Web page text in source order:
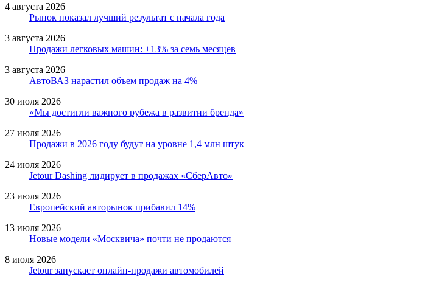
4 августа 2026
Рынок показал лучший результат с начала года
3 августа 2026
Продажи легковых машин: +13% за семь месяцев
3 августа 2026
АвтоВАЗ нарастил объем продаж на 4%
30 июля 2026
«Мы достигли важного рубежа в развитии бренда»
27 июля 2026
Продажи в 2026 году будут на уровне 1,4 млн штук
24 июля 2026
Jetour Dashing лидирует в продажах «СберАвто»
23 июля 2026
Европейский авторынок прибавил 14%
13 июля 2026
Новые модели «Москвича» почти не продаются
8 июля 2026
Jetour запускает онлайн-продажи автомобилей